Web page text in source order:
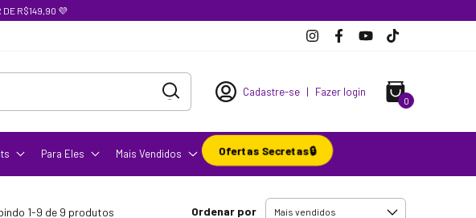
DE R$149,90 💜
Cadastre-se | Fazer login
0
Para Eles Mais Vendidos Ofertas Secretas🔒
1-9 de 9 produtos Ordenar por